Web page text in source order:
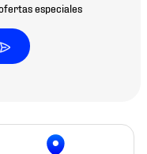
especiales